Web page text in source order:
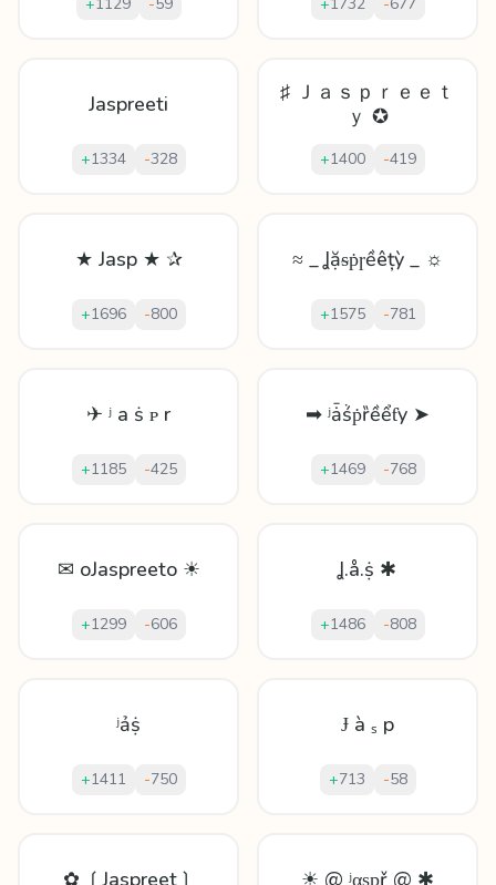
Jaspreeti
+1334 -328
♯ Ｊａｓｐｒｅｅｔ
ｙ ✪
+1400 -419
★ Jasp ★ ✰
+1696 -800
≈ _ Ʝặᵴṗɼềêțỳ _ ☼
+1575 -781
✈ ʲ а ṡ ᴘ r
+1185 -425
➡ ʲǡṥṗȑềểƭy ➤
+1469 -768
✉ oJaspreeto ☀
+1299 -606
Ʝ.å.ṩ ✱
+1486 -808
ʲảṩ
+1411 -750
Ɉ à ₛ p
+713 -58
✿ ❲Jaspreet❳ ☀ @ ʲαʂᵱř @ ✱